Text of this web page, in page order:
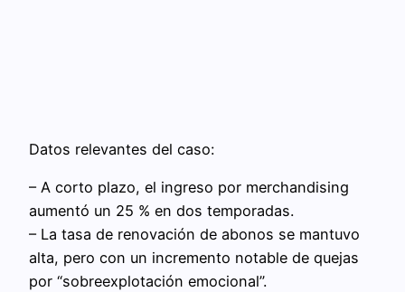
Datos relevantes del caso:
– A corto plazo, el ingreso por merchandising
aumentó un 25 % en dos temporadas.
– La tasa de renovación de abonos se mantuvo
alta, pero con un incremento notable de quejas
por “sobreexplotación emocional”.